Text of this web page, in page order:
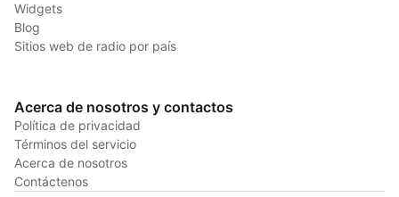
Widgets
Blog
Sitios web de radio por país
Acerca de nosotros y contactos
Política de privacidad
Términos del servicio
Acerca de nosotros
Contáctenos